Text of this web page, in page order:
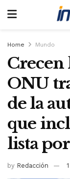
Home Mundo
Crecen
ONU
de la
que
lista
by Redacción